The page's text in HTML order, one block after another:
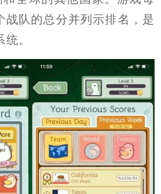
战队的总分并列示排名，是
。